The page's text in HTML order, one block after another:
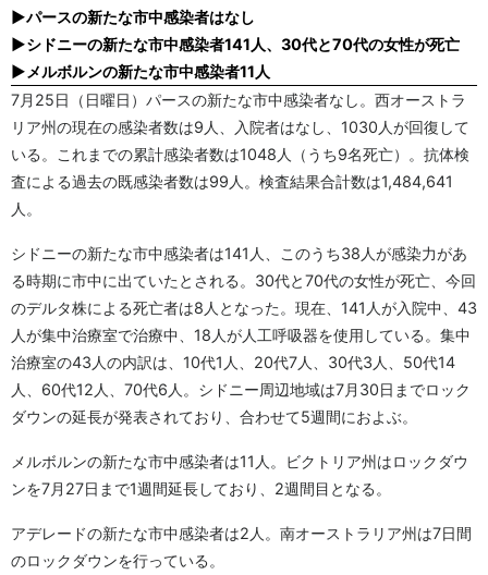
▶パースの新たな市中感染者はなし
▶シドニーの新たな市中感染者141人、30代と70代の女性が死亡
▶メルボルンの新たな市中感染者11人
7月25日（日曜日）パースの新たな市中感染者なし。西オーストラ
リア州の現在の感染者数は9人、入院者はなし、1030人が回復して
いる。これまでの累計感染者数は1048人（うち9名死亡）。抗体検
査による過去の既感染者数は99人。検査結果合計数は1,484,641
人。
シドニーの新たな市中感染者は141人、このうち38人が感染力があ
る時期に市中に出ていたとされる。30代と70代の女性が死亡、今回
のデルタ株による死亡者は8人となった。現在、141人が入院中、43
人が集中治療室で治療中、18人が人工呼吸器を使用している。集中
治療室の43人の内訳は、10代1人、20代7人、30代3人、50代14
人、60代12人、70代6人。シドニー周辺地域は7月30日までロック
ダウンの延長が発表されており、合わせて5週間におよぶ。
メルボルンの新たな市中感染者は11人。ビクトリア州はロックダウ
ンを7月27日まで1週間延長しており、2週間目となる。
アデレードの新たな市中感染者は2人。南オーストラリア州は7日間
のロックダウンを行っている。